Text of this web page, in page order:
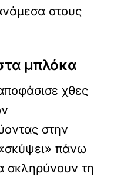
στους
μπλόκα
χθες
στην
πάνω
σκληρύνουν τη